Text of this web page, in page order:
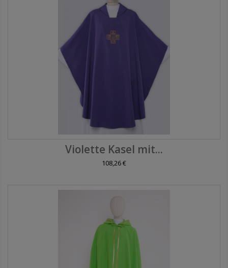
Violette Kasel mit...
108,26 €